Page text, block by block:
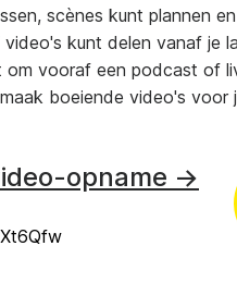
scènes kunt plannen
kunt delen vanaf je
om vooraf een podcast of
boeiende video's voor
opname →